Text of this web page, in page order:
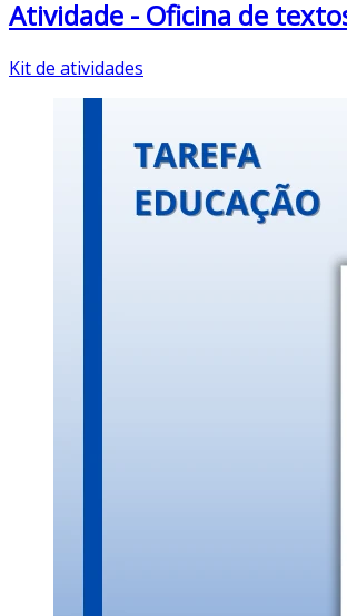
Atividade - Oficina de
Kit de atividades